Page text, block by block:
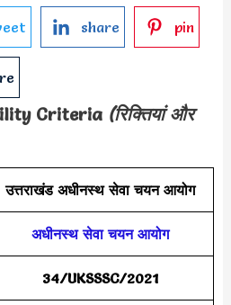
share pin
Criteria (रिक्तियां और
उत्तराखंड अधीनस्थ सेवा चयन आयोग
अधीनस्थ सेवा चयन आयोग
34/UKSSSC/2021